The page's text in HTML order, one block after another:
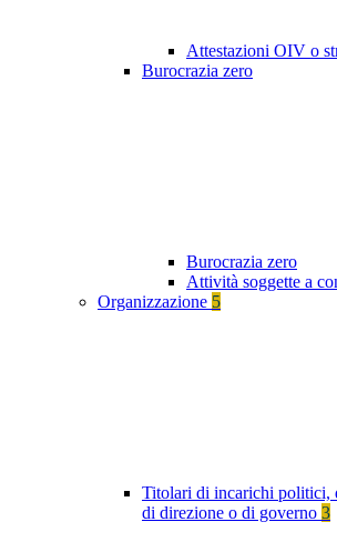
Attestazioni OIV o
Burocrazia zero
Burocrazia zero
Attività soggette a
Organizzazione 5
Titolari di incarichi politici,
di direzione o di governo 3